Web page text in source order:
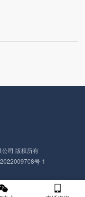
司 版权所有
号-1